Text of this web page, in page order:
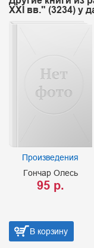
XXI вв." (3234) у
Произведения
Гончар Олесь
95 р.
В корзину